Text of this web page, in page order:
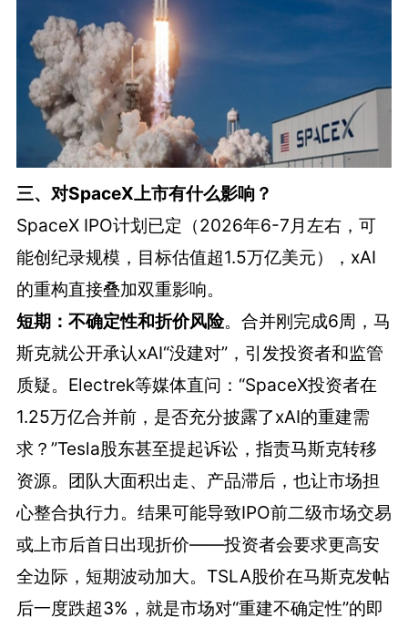
三、对SpaceX上市有什么影响？
SpaceX IPO计划已定（2026年6-7月左右，可
能创纪录规模，目标估值超1.5万亿美元），xAI
的重构直接叠加双重影响。
短期：不确定性和折价风险。合并刚完成6周，马
斯克就公开承认xAI“没建对”，引发投资者和监管
质疑。Electrek等媒体直问：“SpaceX投资者在
1.25万亿合并前，是否充分披露了xAI的重建需
求？”Tesla股东甚至提起诉讼，指责马斯克转移
资源。团队大面积出走、产品滞后，也让市场担
心整合执行力。结果可能导致IPO前二级市场交易
或上市后首日出现折价——投资者会要求更高安
全边际，短期波动加大。TSLA股价在马斯克发帖
后一度跌超3%，就是市场对“重建不确定性”的即